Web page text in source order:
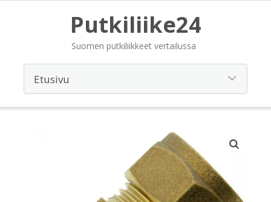
Putkiliike24
Suomen putkiliikkeet vertailussa